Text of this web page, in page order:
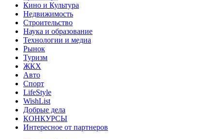
Кино и Культура
Недвижимость
Строительство
Наука и образование
Технологии и медиа
Рынок
Туризм
ЖКХ
Авто
Спорт
LifeStyle
WishList
Добрые дела
КОНКУРСЫ
Интересное от партнеров